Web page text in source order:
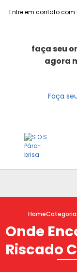
Entre em contato
faça seu
agora
Faça
Home
Onde
Riscado